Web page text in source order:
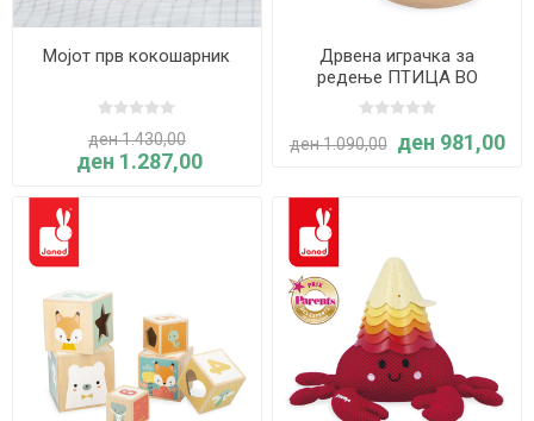
Мојот прв кокошарник
ден 1.430,00
ден 1.287,00
Дрвена играчка за
редење ПТИЦА ВО
ГНЕЗДО - Pure - Janod
ден 1.090,00 ден 981,00